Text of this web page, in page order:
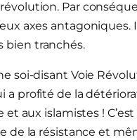
Par
axes
bien tranchés.
soi-disant Voie
profité de la
et aux islamistes !
de la résistance et